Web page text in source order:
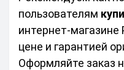
пользователям
интернет-магазине
цене и гарантией
Оформляйте заказ